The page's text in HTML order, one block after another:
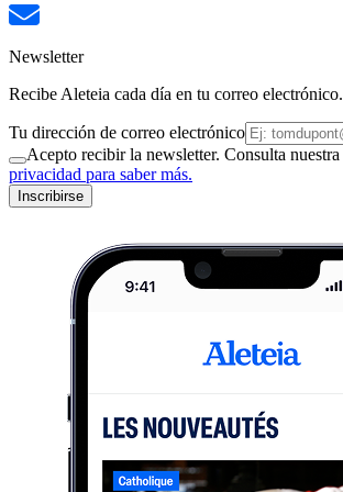
Newsletter
Recibe Aleteia cada día en tu correo electrónico.
Tu dirección de correo electrónico
Acepto recibir la newsletter. Consulta nuestra
privacidad para saber más.
Inscribirse